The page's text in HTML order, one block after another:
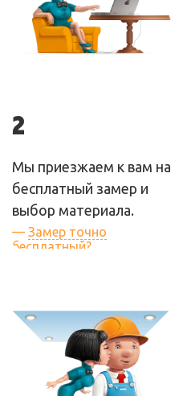
2
Мы приезжаем к вам на
бесплатный замер и
выбор материала.
— Замер точно
бесплатный?
рекомендации, которые
мы вам дадим во время